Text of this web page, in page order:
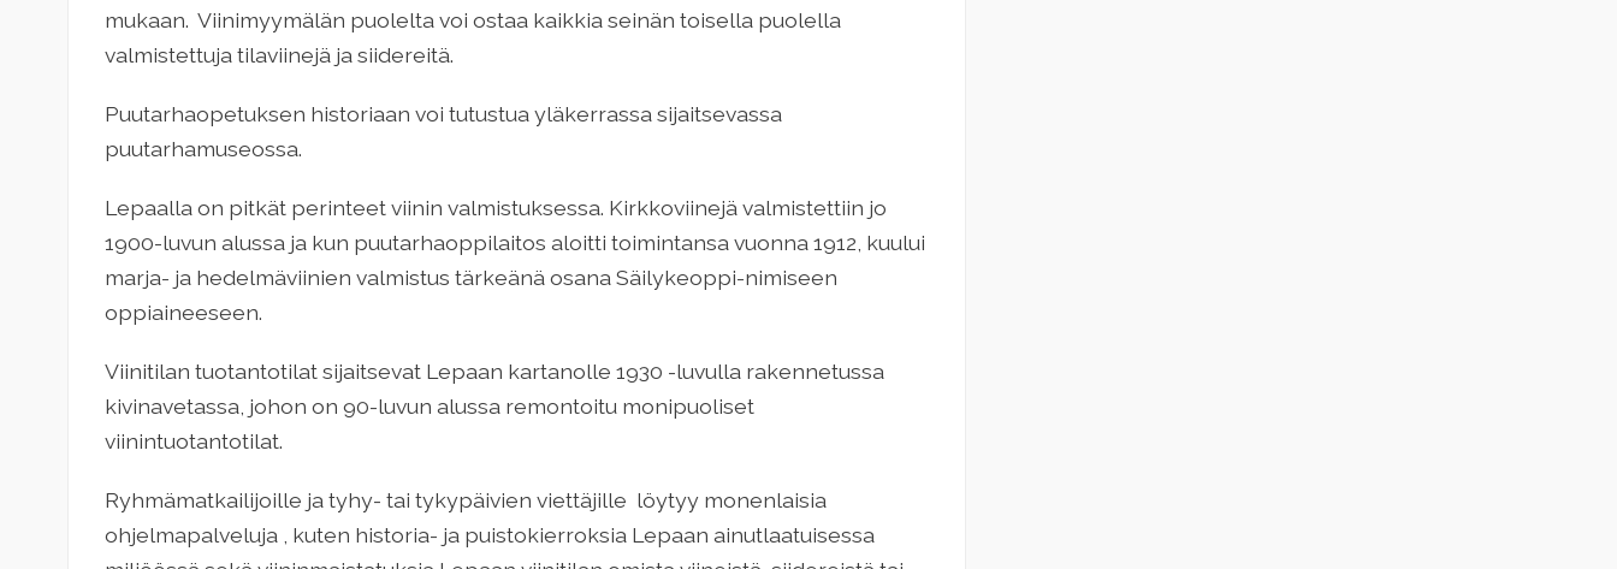
mukaan. Viinimyymälän puolelta voi ostaa kaikkia seinän toisella puolella
valmistettuja tilaviinejä ja siidereitä.
Puutarhaopetuksen historiaan voi tutustua yläkerrassa sijaitsevassa
puutarhamuseossa.
Lepaalla on pitkät perinteet viinin valmistuksessa. Kirkkoviine­jä valmistettiin jo
1900-luvun alussa ja kun puutarhaoppilaitos aloitti toimintansa vuonna 1912, kuului
marja- ja hedelmäviinien valmistus tärkeänä osana Säilykeoppi-nimiseen
oppiaineeseen.
Viinitilan tuotantotilat sijaitsevat Lepaan kartanolle 1930 -luvulla rakennetussa
kivinavetassa, johon on 90-luvun alussa remontoitu monipuoliset
viinintuotantotilat.
Ryhmämatkailijoille ja tyhy- tai tykypäivien viettäjille löytyy monenlaisia
ohjelmapalveluja , kuten historia- ja puistokierroksia Lepaan ainutlaatuisessa